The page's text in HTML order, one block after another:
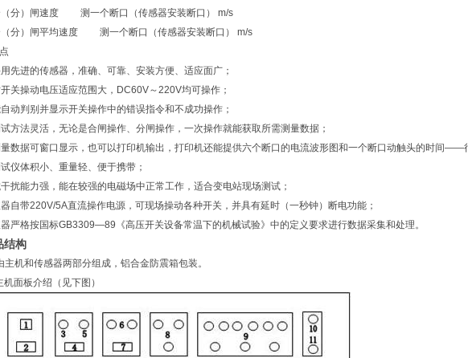
分）闸速度 测一个断口（传感器安装断口） m/s
分）闸平均速度 测一个断口（传感器安装断口） m/s
进的传感器，准确、可靠、安装方便、适应面广；
操动电压适应范围大，DC60V～220V均可操作；
判别并显示开关操作中的错误指令和不成功操作；
法灵活，无论是合闸操作、分闸操作，一次操作就能获取所需测量数据；
据可窗口显示，也可以打印机输出，打印机还能提供六个断口的电流波形图和一个断口动触头的时间——
体积小、重量轻、便于携带；
能力强，能在较强的电磁场中正常工作，适合变电站现场测试；
带220V/5A直流操作电源，可现场操动各种开关，并具有延时（一秒钟）断电功能；
格按国标GB3309—89《高压开关设备常温下的机械试验》中的定义要求进行数据采集和处理。
结构
机和传感器两部分组成，铝合金防震箱包装。
面板介绍（见下图）